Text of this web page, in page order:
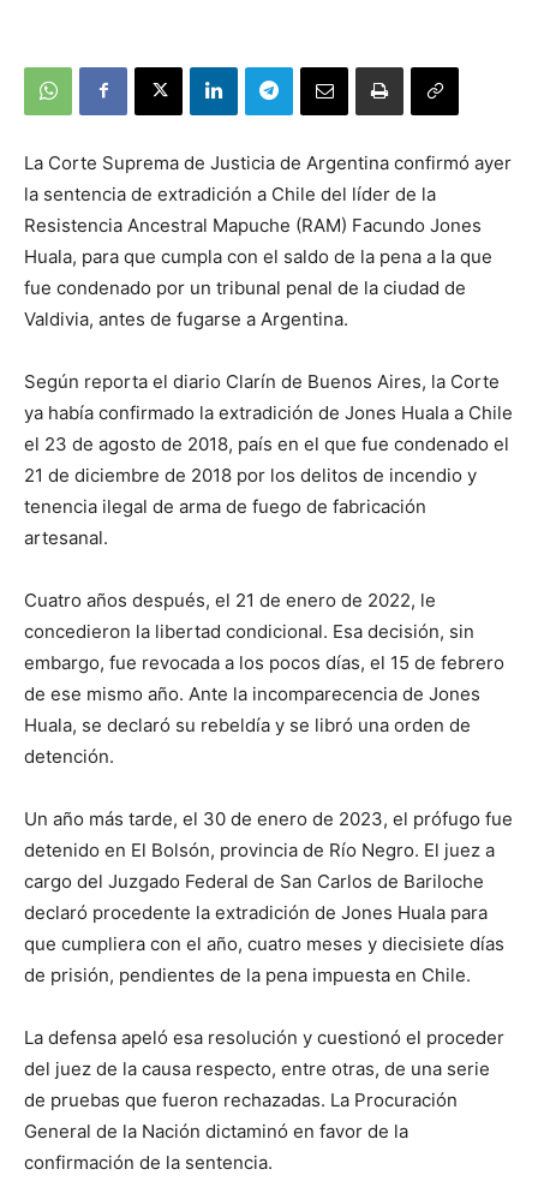
La Corte Suprema de Justicia de Argentina confirmó ayer
la sentencia de extradición a Chile del líder de la
Resistencia Ancestral Mapuche (RAM) Facundo Jones
Huala, para que cumpla con el saldo de la pena a la que
fue condenado por un tribunal penal de la ciudad de
Valdivia, antes de fugarse a Argentina.
Según reporta el diario Clarín de Buenos Aires, la Corte
ya había confirmado la extradición de Jones Huala a Chile
el 23 de agosto de 2018, país en el que fue condenado el
21 de diciembre de 2018 por los delitos de incendio y
tenencia ilegal de arma de fuego de fabricación
artesanal.
Cuatro años después, el 21 de enero de 2022, le
concedieron la libertad condicional. Esa decisión, sin
embargo, fue revocada a los pocos días, el 15 de febrero
de ese mismo año. Ante la incomparecencia de Jones
Huala, se declaró su rebeldía y se libró una orden de
detención.
Un año más tarde, el 30 de enero de 2023, el prófugo fue
detenido en El Bolsón, provincia de Río Negro. El juez a
cargo del Juzgado Federal de San Carlos de Bariloche
declaró procedente la extradición de Jones Huala para
que cumpliera con el año, cuatro meses y diecisiete días
de prisión, pendientes de la pena impuesta en Chile.
La defensa apeló esa resolución y cuestionó el proceder
del juez de la causa respecto, entre otras, de una serie
de pruebas que fueron rechazadas. La Procuración
General de la Nación dictaminó en favor de la
confirmación de la sentencia.